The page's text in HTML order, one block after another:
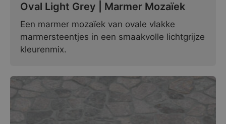
Oval Light Grey | Marmer Mozaïek
Een marmer mozaïek van ovale vlakke
marmersteentjes in een smaakvolle lichtgrijze
kleurenmix.